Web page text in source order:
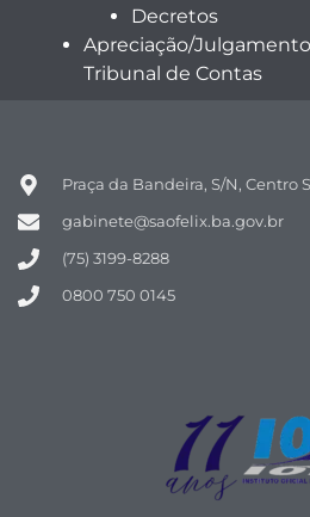
Decretos
Apreciação/
Tribunal de Contas
Praça da Bandeira, S/N, Centro
gabinete@saofelix.ba.gov.br
(75) 3199-8288
0800 750 0145